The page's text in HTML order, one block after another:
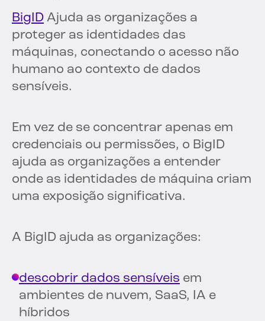
BigID Ajuda as organizações a
proteger as identidades das
máquinas, conectando o acesso não
humano ao contexto de dados
sensíveis.
Em vez de se concentrar apenas em
credenciais ou permissões, o BigID
ajuda as organizações a entender
onde as identidades de máquina criam
uma exposição significativa.
A BigID ajuda as organizações:
descobrir dados sensíveis em
ambientes de nuvem, SaaS, IA e
híbridos